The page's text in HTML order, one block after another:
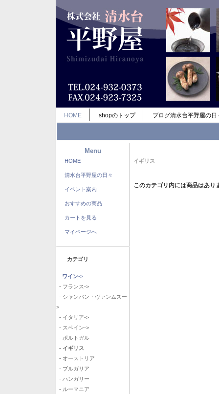
HOME shopのトップ ブログ清水台平野屋の日
Menu
HOME
清水台平野屋の日々
イベント案内
おすすめの商品
カートを見る
マイページへ
カテゴリ
ワイン->
- フランス->
- シャンパン・ヴァンムスー-
>
- イタリア->
- スペイン->
- ポルトガル
- イギリス
- オーストリア
- ブルガリア
- ハンガリー
- ルーマニア
イギリス
このカテゴリ内には商品はあり